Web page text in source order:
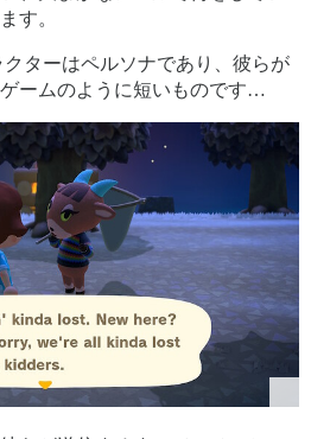
す。
ターはペルソナであり、彼らが
ームのように短いものです…